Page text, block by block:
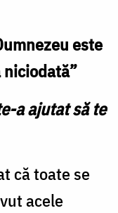
este
niciodată”
a ajutat să te
că toate se
acele